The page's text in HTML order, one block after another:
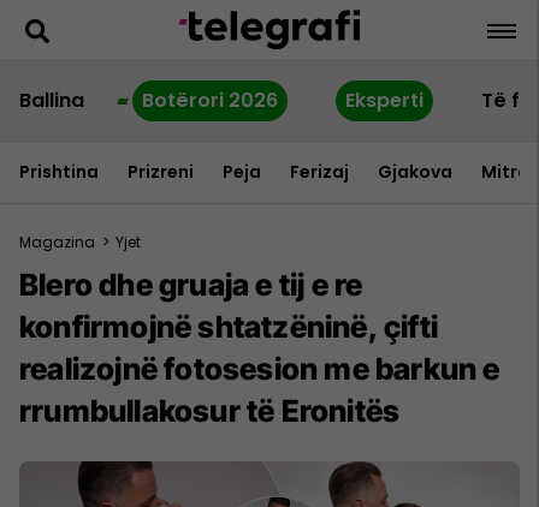
Ballina Botërori 2026 Eksperti Të
Prishtina Prizreni Peja Ferizaj Gjakova
Magazina > Yjet
Blero dhe gruaja e tij e re
konfirmojnë shtatzëninë, çifti
realizojnë fotosesion me barkun e
rrumbullakosur të Eronitës